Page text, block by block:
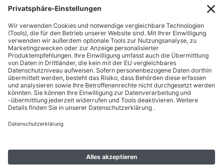
Jetzt Anmelden
* Alle Daten werden vertraulich behandelt. Abmeldung jederzeit möglich. Nur mit
Kundenkonto! Mindestbestellwert 50 EUR.
ÜBER UNS
Unternehmen
Geschäftsbereiche
Miete
Dienstleistungen & Service
Karriere
EINKAUF BEI
BEUTLHAUSER
Bestellung
Zahlung & Versand
Kontakt
Batterieentsorgung
Hinweise zu Umwelt und Verpackung
Mein Konto